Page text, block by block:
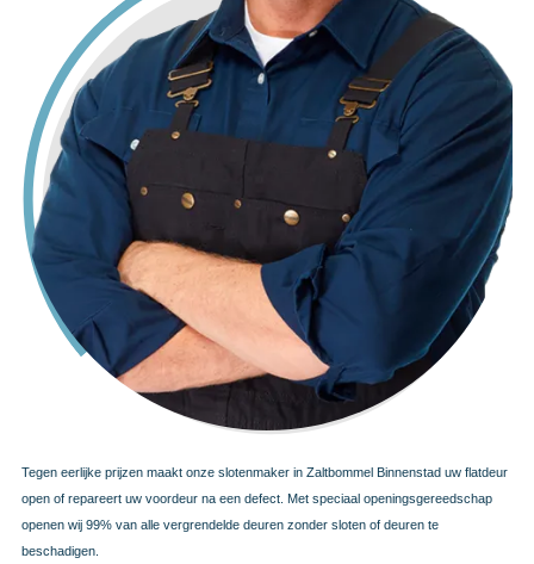
Tegen eerlijke prijzen maakt onze slotenmaker in Zaltbommel Binnenstad uw flatdeur
open of repareert uw voordeur na een defect. Met speciaal openingsgereedschap
openen wij 99% van alle vergrendelde deuren zonder sloten of deuren te
beschadigen.